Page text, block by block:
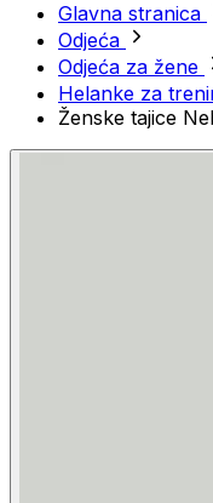
Glavna stranica
Odjeća
Odjeća za žene
Helanke za
Ženske tajice